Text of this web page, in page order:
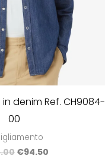
denim Ref. CH9084-
00
€94.50